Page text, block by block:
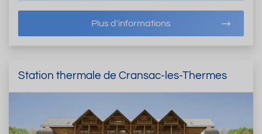
Plus d'informations
Station thermale de Cransac-les-Thermes